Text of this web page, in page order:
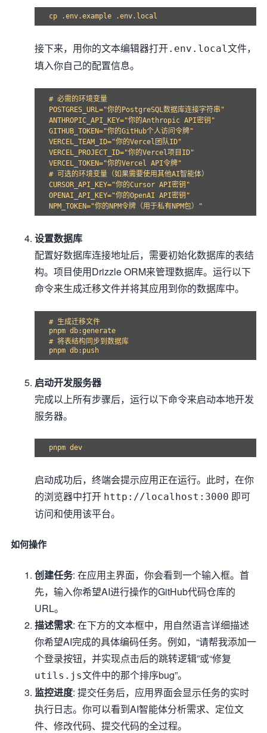
接下来，用你的文本编辑器打开.env.local 文件，
填入你自己的配置信息。
# 必需的环境变量
POSTGRES_URL="你的PostgreSQL数据库连接字符串"
ANTHROPIC_API_KEY="你的Anthropic API密钥"
GITHUB_TOKEN="你的GitHub个人访问令牌"
VERCEL_TEAM_ID="你的Vercel团队ID"
VERCEL_PROJECT_ID="你的Vercel项目ID"
VERCEL_TOKEN="你的Vercel API令牌"
# 可选的环境变量（如果需要使用其他AI智能体）
CURSOR_API_KEY="你的Cursor API密钥"
OPENAI_API_KEY="你的OpenAI API密钥"
设置数据库
配置好数据库连接地址后，需要初始化数据库的表结
构。项目使用Drizzle ORM来管理数据库。运行以下
命令来生成迁移文件并将其应用到你的数据库中。
# 生成迁移文件
pnpm db:generate
# 将表结构同步到数据库
启动开发服务器
完成以上所有步骤后，运行以下命令来启动本地开发
服务器。
启动成功后，终端会提示应用正在运行。此时，在你
的浏览器中打开 http://localhost:3000 即可
访问和使用该平台。
如何操作
创建任务: 在应用主界面，你会看到一个输入框。首
先，输入你希望AI进行操作的GitHub代码仓库的
URL。
描述需求: 在下方的文本框中，用自然语言详细描述
你希望AI完成的具体编码任务。例如，“请帮我添加一
个登录按钮，并实现点击后的跳转逻辑”或“修复
utils.js文件中的那个排序bug”。
监控进度: 提交任务后，应用界面会显示任务的实时
执行日志。你可以看到AI智能体分析需求、定位文
件、修改代码、提交代码的全过程。